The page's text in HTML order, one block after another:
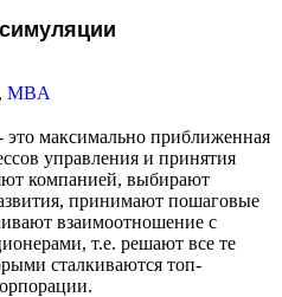
, MBA
это максимально приближенная
управления и принятия
компанией, выбирают
принимают пошаговые
взаимоотношение с
т.е. решают все те
сталкиваются топ-